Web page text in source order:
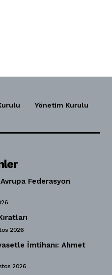
Yönetim Kurulu
Federasyon
2026
İmtihanı: Ahmet
2026